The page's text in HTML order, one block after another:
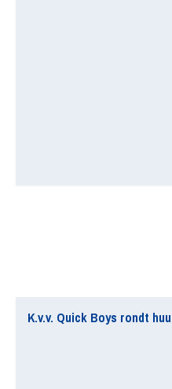
K.v.v. Quick Boys rondt